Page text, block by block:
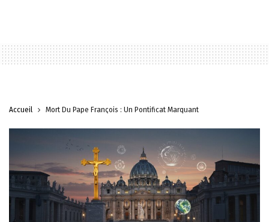
Accueil Mort Du Pape François : Un Pontificat Marquant